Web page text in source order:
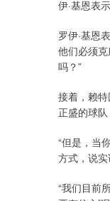
伊·基恩表
罗伊·基恩
他们必须
吗？”
接着，赖
正盛的球
“但是，当
方式，说
“我们目前